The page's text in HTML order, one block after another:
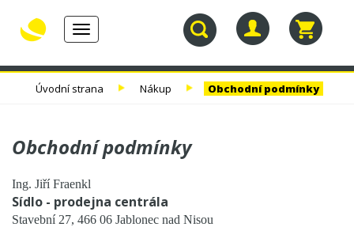
Toggle
navigation
30.
TENISOVÉ
TENISOVÉ
TENISOVÉ
Úvodní strana Nákup Obchodní podmínky
Obchodní podmínky
Ing. Jiří Fraenkl
Sídlo - prodejna centrála
Stavební 27, 466 06 Jablonec nad Nisou